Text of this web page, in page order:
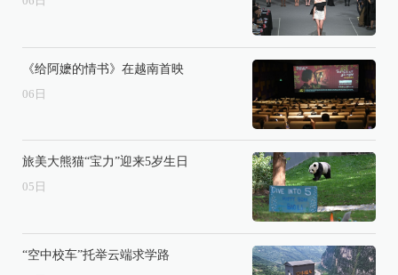
《给阿嬷的情书》在越南首映
06 日
旅美大熊猫“宝力”迎来5岁生日
05 日
“空中校车”托举云端求学路